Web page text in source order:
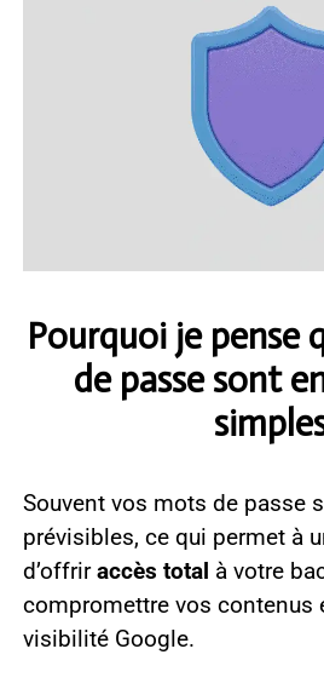
Pourquoi je pense
de passe sont
Souvent vos mots de passe
prévisibles, ce qui permet à
d’offriraccès total à votre
compromettre vos contenus
visibilité Google.